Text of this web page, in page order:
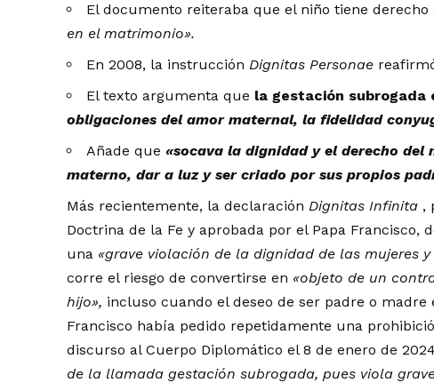
El documento reiteraba que el niño tiene derecho
en el matrimonio».
En 2008, la instrucciónDignitas Personae
El texto argumenta que la gestación subrogada
obligaciones del amor maternal, la fidelidad
Añade que «socava la dignidad y el derecho del
materno, dar a luz y ser criado por sus propios
Más recientemente, la declaraciónDignitas Infinita ,
Doctrina de la Fe y aprobada por el Papa Francisco,
una «grave violación de la dignidad de las mujeres y
corre el riesgo de convertirse en «objeto de un
hijo», incluso cuando el deseo de ser padre o
Francisco había pedido repetidamente una
discurso al Cuerpo Diplomático el 8 de enero de
de la llamada gestación subrogada, pues viola